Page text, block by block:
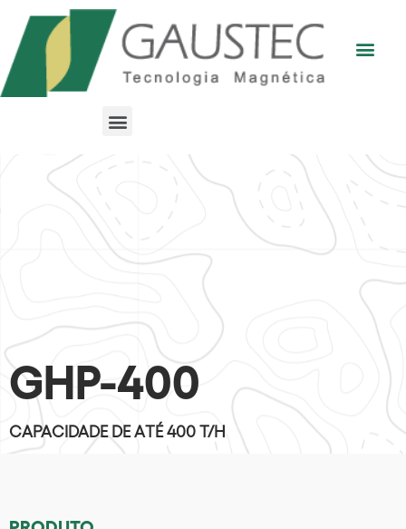
GHP-400
CAPACIDADE DE ATÉ 400 T/H